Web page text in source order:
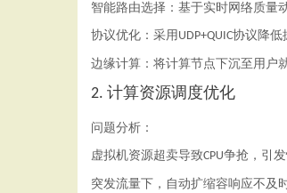
智能路由选择：基于实时网络质量
协议优化：采用 UDP+QUIC协议降低
边缘计算：将计算节点下沉至用户
2. 计算资源调度优化
问题分析：
虚拟机资源超卖导致CPU争抢，引发
突发流量下，自动扩缩容响应不及时